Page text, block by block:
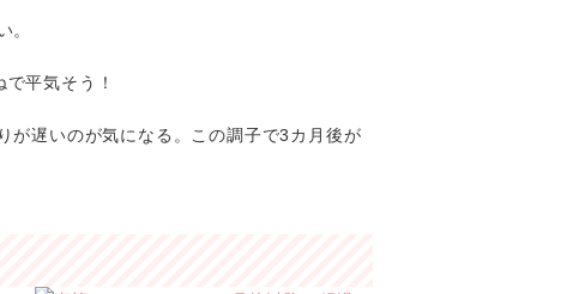
。
平気そう！
が遅いのが気になる。この調子で3カ月後が